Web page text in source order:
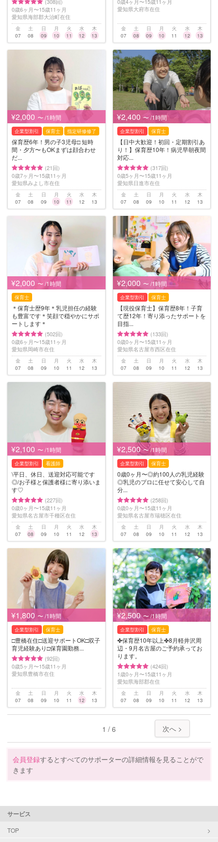
0歳6ヶ月〜15歳11ヶ月
愛知県海部郡大治町在住
金
07
土
08
日
09
月
10
火
11
水
12
木
13
愛知県大府市在住
金
07
土
08
日
09
月
10
火
11
水
12
木
13
¥2,000 〜 /1時間
企業型割引 保育士 指定研修修了
保育歴6年！男の子3児母□︎ 短時
間・夕方〜もOKまずは顔合わせ
だ...
(21回)
0歳7ヶ月〜15歳11ヶ月
愛知県みよし市在住
金
07
土
08
日
09
月
10
火
11
水
12
木
13
¥2,400 〜 /1時間
企業型割引 保育士
【日中大歓迎！初回・定期割引あ
り！】保育歴10年！病児早朝夜間
対応...
(317回)
0歳5ヶ月〜15歳11ヶ月
愛知県日進市在住
金
07
土
08
日
09
月
10
火
11
水
12
木
13
¥2,000 〜 /1時間
保育士
＊保育士歴9年＊乳児担任の経験
も豊富です＊笑顔で穏やかにサポ
ートします＊
(502回)
0歳6ヶ月〜15歳11ヶ月
愛知県岡崎市在住
金
07
土
08
日
09
月
10
火
11
水
12
木
13
¥2,000 〜 /1時間
企業型割引 保育士
【現役保育士】保育歴8年！子育
て歴12年！寄り添ったサポートを
目指...
(133回)
0歳0ヶ月〜15歳11ヶ月
愛知県名古屋市西区在住
金
07
土
08
日
09
月
10
火
11
水
12
木
13
¥2,100 〜 /1時間
企業型割引 看護師
\平日、休日、送迎対応可能です
◎/お子様と保護者様に寄り添いま
す♡
(227回)
0歳0ヶ月〜15歳11ヶ月
愛知県名古屋市千種区在住
金
07
土
08
日
09
月
10
火
11
水
12
木
13
¥2,500 〜 /1時間
企業型割引 保育士
0歳0ヶ月〜◎約100人の乳児経験
◎乳児のプロに任せて安心して自
分...
(258回)
0歳0ヶ月〜15歳11ヶ月
愛知県名古屋市瑞穂区在住
金
07
土
08
日
09
月
10
火
11
水
12
木
13
¥1,800 〜 /1時間
企業型割引 保育士
□︎豊橋在住□︎送迎サポートOK□︎双子
育児経験あり□︎保育園勤務...
(92回)
0歳5ヶ月〜15歳11ヶ月
愛知県豊橋市在住
金
07
土
08
日
09
月
10
火
11
水
12
木
13
¥2,500 〜 /1時間
企業型割引 保育士
✤保育歴10年以上✤8月軽井沢周
辺・9月名古屋のご予約承ってお
ります。
(424回)
1歳0ヶ月〜15歳11ヶ月
愛知県海部郡在住
金
07
土
08
日
09
月
10
火
11
水
12
木
13
1 / 6 次へ >
会員登録するとすべてのサポーターの詳細情報を見ることがで
きます
サービス
TOP